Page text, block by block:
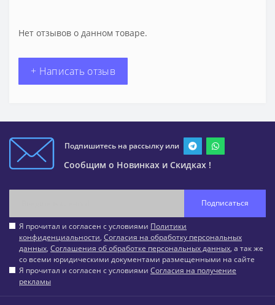
Нет отзывов о данном товаре.
+ Написать отзыв
Подпишитесь на рассылку или
Сообщим о Новинках и Скидках !
Подписаться
Я прочитал и согласен с условиями Политики
конфиденциальности, Согласия на обработку персональных
данных, Соглашения об обработке персональных данных, а так же
со всеми юридическими документами размещенными на сайте
Я прочитал и согласен с условиями Согласия на получение
рекламы